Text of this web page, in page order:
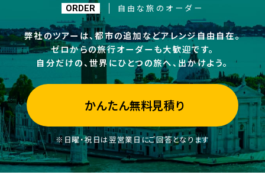
ORDER 自由な旅のオーダー
弊社のツアーは、都市の追加などアレンジ自由自在。
ゼロからの旅行オーダーも大歓迎です。
自分だけの、世界にひとつの旅へ、出かけよう。
かんたん無料見積り
※日曜・祝日は翌営業日にご回答となります